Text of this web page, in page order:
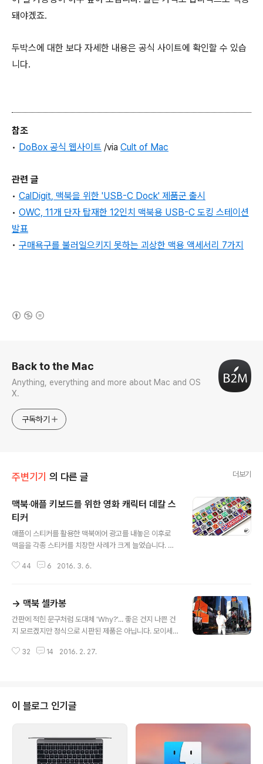
돼야겠죠.
두박스에 대한 보다 자세한 내용은 공식 사이트에 확인할 수 있습
니다.
참조
• DoBox 공식 웹사이트 /via Cult of Mac
관련 글
• CalDigit, 맥북을 위한 'USB-C Dock' 제품군 출시
• OWC, 11개 단자 탑재한 12인치 맥북용 USB-C 도킹 스테이션
발표
• 구매욕구를 불러일으키지 못하는 괴상한 맥용 액세서리 7가지
Back to the Mac
Anything, everything and more about Mac and OS
X.
구독하기
주변기기 의 다른 글 더보기
맥북∙애플 키보드를 위한 영화 캐릭터 데칼 스
티커
애플이 스티커를 활용한 맥북에어 광고를 내놓은 이후로
맥을을 각종 스티커를 치장한 사례가 크게 늘었습니다. 실
아이언맨 스티커를 부착한 맥북을 쉽게 만나볼 수 있죠. 그
드에 부착하는 스티커 제품이 많이 나와 있었습니다. 하지
만 이번에 소개해 드리는 스티커는 영화에 등장하는 캐릭
터를 활용한 재미있는 설정을 곁들인 것이 특징입니다. 덕
패드가 형형색색의 알록달록한 모습으로 변신합니다. 스티
44 6 2016. 3. 6.
→ 맥북 셀카봉
간판에 적힌 문구처럼 도대체 'Why?'... 좋은 건지 나쁜 건
지 모르겠지만 정식으로 시판된 제품은 아닙니다. 모이세
행한 일종의 행위예술(?)이라고. 셀카와 소셜네트워크에
자유로워질 것 같네요. 이것도 요즘은 클라우드로 다 되지
만... 더욱 많은 사진은 아래 참조 링크에서 보실 수 있습니
다. 참조 • MacBook Selfie Stick /via Mashable 관
련 글 • 구매욕구를 불러일으키지 못하는 괴상한 맥용 액세
서리 7가지
32 14 2016. 2. 27.
이 블로그 인기글